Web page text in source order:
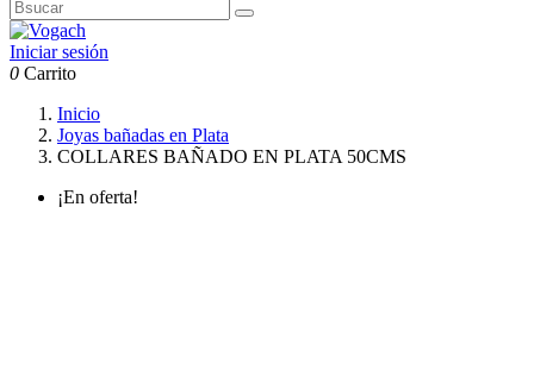
Iniciar sesión
0 Carrito
Inicio
Joyas bañadas en Plata
COLLARES BAÑADO EN PLATA 50CMS
¡En oferta!